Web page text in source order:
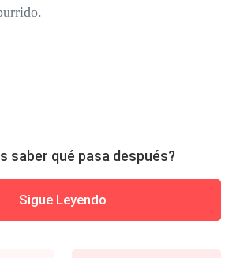
saber qué pasa después?
Sigue Leyendo